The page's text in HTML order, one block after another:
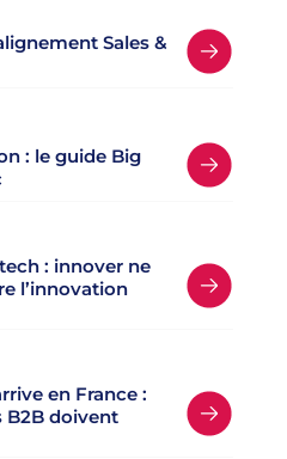
Sales &
: le guide Big
: innover ne
l’innovation
en France :
B2B doivent